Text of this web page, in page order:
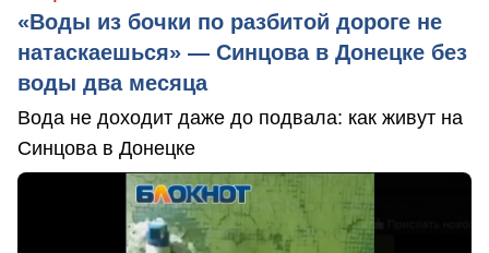
«Воды из бочки по разбитой дороге не
натаскаешься» — Синцова в Донецке без
воды два месяца
Вода не доходит даже до подвала: как живут на
Синцова в Донецке